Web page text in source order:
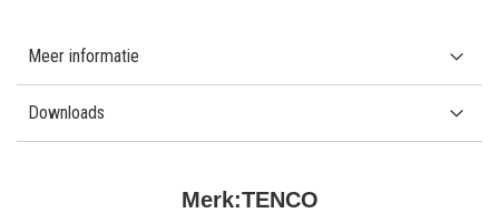
Merk:TENCO
Meer informatie
Downloads